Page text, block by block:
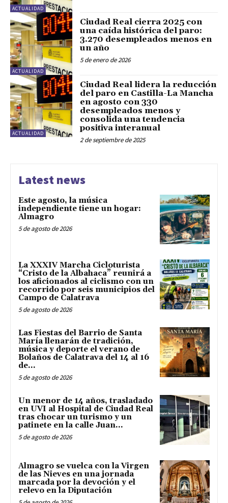
ACTUALIDAD
ACTUALIDAD
Ciudad Real cierra 2025 con
una caída histórica del paro:
3.270 desempleados menos en
un año
5 de enero de 2026
ACTUALIDAD
Ciudad Real lidera la reducción
del paro en Castilla-La Mancha
en agosto con 330
desempleados menos y
consolida una tendencia
positiva interanual
2 de septiembre de 2025
Latest news
Este agosto, la música
independiente tiene un hogar:
Almagro
5 de agosto de 2026
La XXXIV Marcha Cicloturista
“Cristo de la Albahaca” reunirá a
los aficionados al ciclismo con un
recorrido por seis municipios del
Campo de Calatrava
5 de agosto de 2026
Las Fiestas del Barrio de Santa
María llenarán de tradición,
música y deporte el verano de
Bolaños de Calatrava del 14 al 16
de...
5 de agosto de 2026
Un menor de 14 años, trasladado
en UVI al Hospital de Ciudad Real
tras chocar un turismo y un
patinete en la calle Juan...
5 de agosto de 2026
Almagro se vuelca con la Virgen
de las Nieves en una jornada
marcada por la devoción y el
relevo en la Diputación